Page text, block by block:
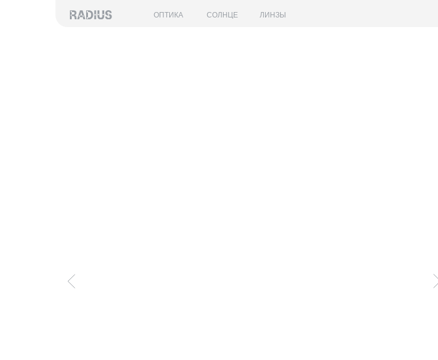
СОЛНЦЕ
ОПТИКА ЛИНЗЫ